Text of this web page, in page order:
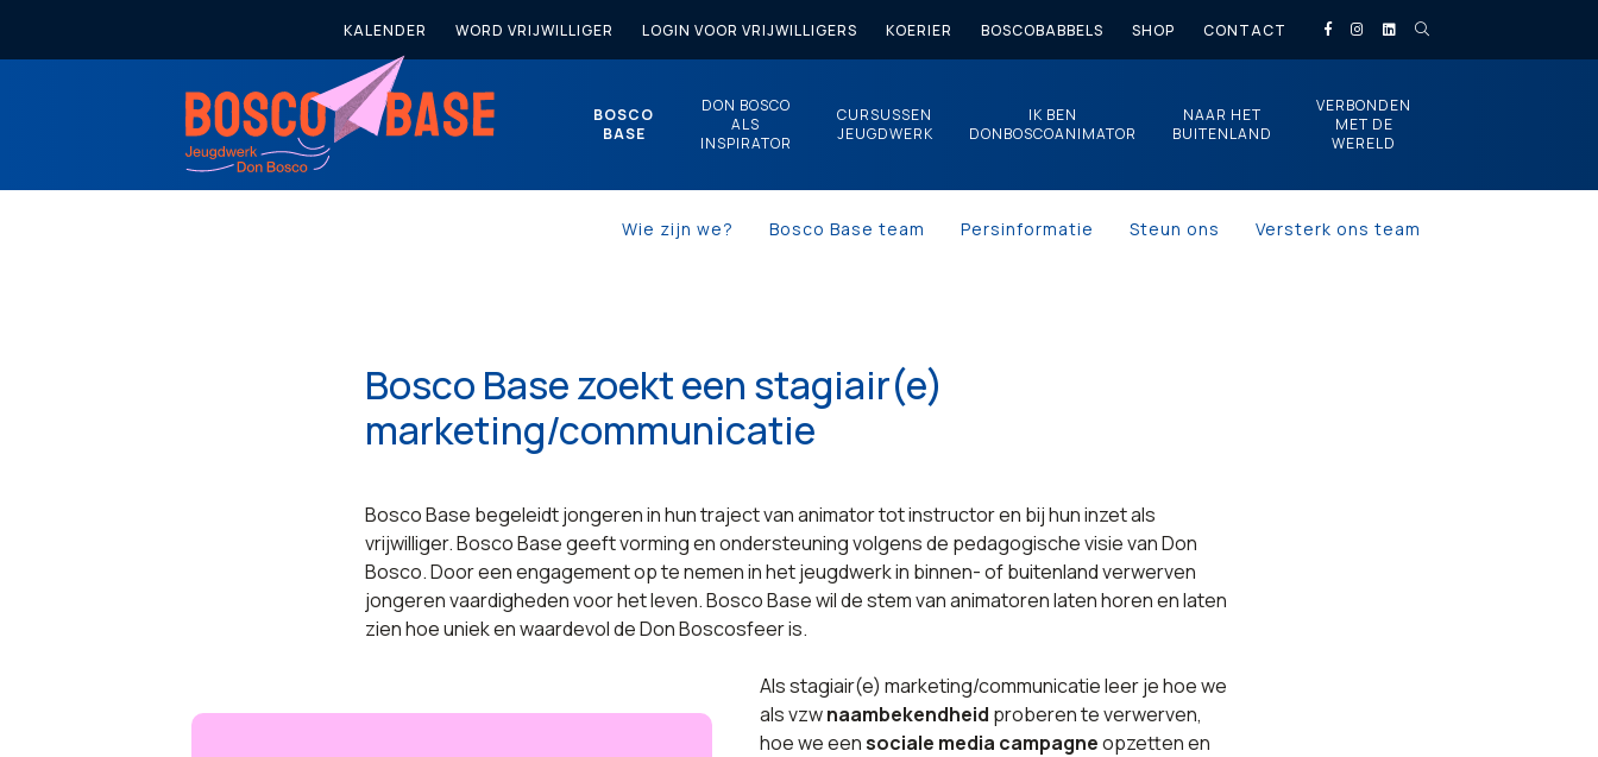
KALENDER WORD VRIJWILLIGER LOGIN VOOR VRIJWILLIGERS KOERIER BOSCOBABBELS SHOP CONTACT
BOSCO
BASE
Wie zijn we? Bosco Base team Persinformatie Steun ons Versterk ons team
DON BOSCO
ALS
INSPIRATOR
CURSUSSEN
JEUGDWERK
IK BEN
DONBOSCOANIMATOR
NAAR HET
BUITENLAND
VERBONDEN
MET DE
WERELD
Bosco Base zoekt een stagiair(e)
marketing/communicatie
Bosco Base begeleidt jongeren in hun traject van animator tot instructor en bij hun inzet als
vrijwilliger. Bosco Base geeft vorming en ondersteuning volgens de pedagogische visie van Don
Bosco. Door een engagement op te nemen in het jeugdwerk in binnen- of buitenland verwerven
jongeren vaardigheden voor het leven. Bosco Base wil de stem van animatoren laten horen en laten
zien hoe uniek en waardevol de Don Boscosfeer is.
Als stagiair(e) marketing/communicatie leer je hoe we
als vzwnaambekendheid proberen te verwerven,
hoe we eensociale media campagneopzetten en